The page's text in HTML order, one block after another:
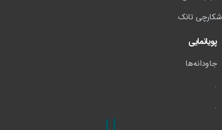
شکارچی تانک
پویانمایی
جاودانه‌ها
.
.